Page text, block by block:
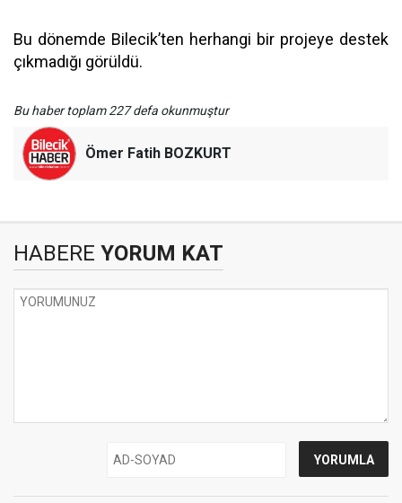
Bu dönemde Bilecik’ten herhangi bir projeye destek
çıkmadığı görüldü.
Bu haber toplam 227 defa okunmuştur
Ömer Fatih BOZKURT
HABERE YORUM KAT